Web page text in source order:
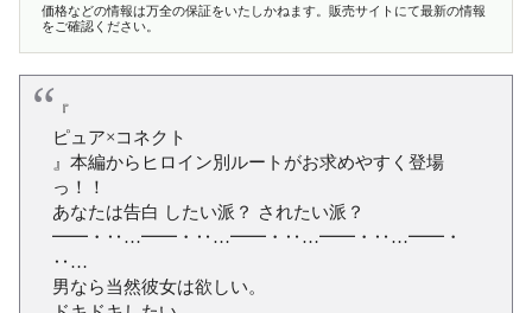
価格などの情報は万全の保証をいたしかねます。販売サイトにて最新の情報
をご確認ください。
『
ピュア×コネクト
』本編からヒロイン別ルートがお求めやすく登場
っ！！
あなたは告白 したい派？ されたい派？
━━・‥…━━・‥…━━・‥…━━・‥…━━・
‥…
男なら当然彼女は欲しい。